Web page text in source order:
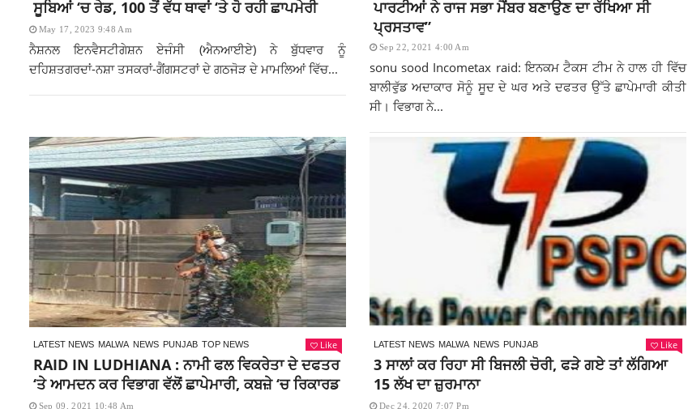
ਸੂਬਿਆਂ ‘ਚ ਰੇਡ, 100 ਤੋਂ ਵੱਧ ਥਾਵਾਂ ‘ਤੇ ਹੋ ਰਹੀ ਛਾਪਮੇਰੀ
May 17, 2023 9:48 Am
ਨੈਸ਼ਨਲ ਇਨਵੈਸਟੀਗੇਸ਼ਨ ਏਜੰਸੀ (ਐਨਆਈਏ) ਨੇ ਬੁੱਧਵਾਰ ਨੂੰ
ਦਹਿਸ਼ਤਗਰਦਾਂ-ਨਸ਼ਾ ਤਸਕਰਾਂ-ਗੈਂਗਸਟਰਾਂ ਦੇ ਗਠਜੋੜ ਦੇ ਮਾਮਲਿਆਂ ਵਿੱਚ...
ਪਾਰਟੀਆਂ ਨੇ ਰਾਜ ਸਭਾ ਮੈਂਬਰ ਬਣਾਉਣ ਦਾ ਰੱਖਿਆ ਸੀ
ਪ੍ਰਸਤਾਵ”
Sep 22, 2021 4:00 Am
sonu sood Incometax raid: ਇਨਕਮ ਟੈਕਸ ਟੀਮ ਨੇ ਹਾਲ ਹੀ ਵਿੱਚ
ਬਾਲੀਵੁੱਡ ਅਦਾਕਾਰ ਸੋਨੂੰ ਸੂਦ ਦੇ ਘਰ ਅਤੇ ਦਫਤਰ ਉੱਤੇ ਛਾਪੇਮਾਰੀ ਕੀਤੀ
ਸੀ। ਵਿਭਾਗ ਨੇ...
LATEST NEWS MALWA NEWS PUNJAB TOP NEWS Like
RAID IN LUDHIANA : ਨਾਮੀ ਫਲ ਵਿਕਰੇਤਾ ਦੇ ਦਫਤਰ
‘ਤੇ ਆਮਦਨ ਕਰ ਵਿਭਾਗ ਵੱਲੋਂ ਛਾਪੇਮਾਰੀ, ਕਬਜ਼ੇ ‘ਚ ਰਿਕਾਰਡ
Sep 09, 2021 10:48 Am
LATEST NEWS MALWA NEWS PUNJAB Like
3 ਸਾਲਾਂ ਕਰ ਰਿਹਾ ਸੀ ਬਿਜਲੀ ਚੋਰੀ, ਫੜੇ ਗਏ ਤਾਂ ਲੱਗਿਆ
15 ਲੱਖ ਦਾ ਜ਼ੁਰਮਾਨਾ
Dec 24, 2020 7:07 Pm